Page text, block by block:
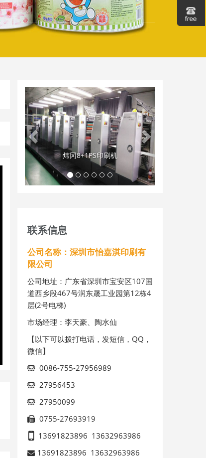
员工合照
Geri İleri
联系信息
公司名称：深圳市怡嘉淇印刷有
限公司
公司地址：广东省深圳市宝安区107国
道西乡段467号润东晟工业园第12栋4
层(2号电梯)
市场经理：李天豪、陶水仙
【以下可以拨打电话，发短信，QQ，
微信】
0086-755-27956989
27956453
27950099
0755-27693919
13691823896 13632963986
13691823896 13632963986